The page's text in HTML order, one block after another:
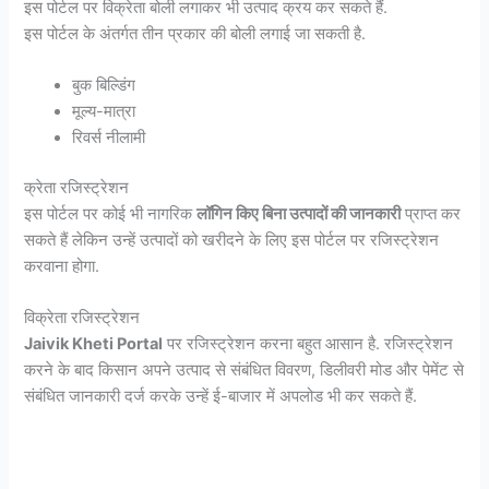
इस पोर्टल पर विक्रेता बोली लगाकर भी उत्पाद क्रय कर सकते हैं.
इस पोर्टल के अंतर्गत तीन प्रकार की बोली लगाई जा सकती है.
बुक बिल्डिंग
मूल्य-मात्रा
रिवर्स नीलामी
क्रेता रजिस्ट्रेशन
इस पोर्टल पर कोई भी नागरिकलॉगिन किए बिना उत्पादों की जानकारीप्राप्त कर
सकते हैं लेकिन उन्हें उत्पादों को खरीदने के लिए इस पोर्टल पर रजिस्ट्रेशन
करवाना होगा.
विक्रेता रजिस्ट्रेशन
Jaivik Kheti Portal पर रजिस्ट्रेशन करना बहुत आसान है. रजिस्ट्रेशन
करने के बाद किसान अपने उत्पाद से संबंधित विवरण, डिलीवरी मोड और पेमेंट से
संबंधित जानकारी दर्ज करके उन्हें ई-बाजार में अपलोड भी कर सकते हैं.